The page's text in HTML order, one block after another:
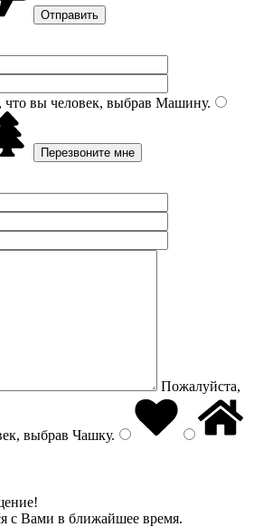
вы человек, выбрав Машину.
Пожалуйста,
выбрав Чашку.
с Вами в ближайшее время.